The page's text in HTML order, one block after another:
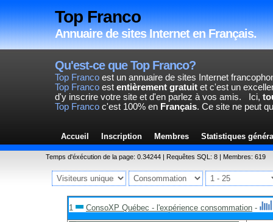
Top Franco
Annuaire de sites Internet en Français.
Qu'est-ce que Top Franco?
Top Franco est un annuaire de sites Internet
Top Franco est entièrement gratuit et c'est un
d'y inscrire votre site et d'en parlez à vos amis.
Ici,
Top Franco c'est 100% en Français. Ce site ne peut
Accueil Inscription Membres Statistiques
Temps d'éxécution de la page: 0.34244 | Requêtes SQL: 8 | Membres: 619
1 ConsoXP Québec - l'expérience consommation -